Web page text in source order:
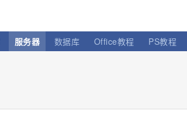
服务器 数据库 Office教程 PS教程